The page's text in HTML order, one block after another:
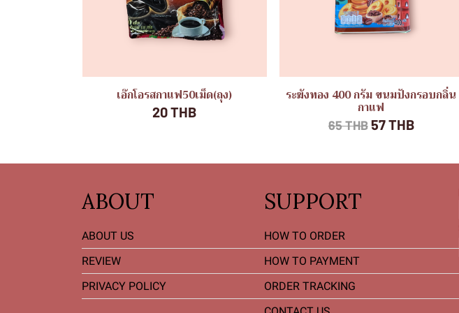
เอ๊กโอรสกาแฟ50เม็ด(ถุง)
20 THB
ระฆังทอง 400 กรัม ขนมปังกรอบกลิ่น
กาแฟ
65 THB57 THB
ABOUT
ABOUT US
REVIEW
PRIVACY POLICY
SUPPORT
HOW TO ORDER
HOW TO PAYMENT
ORDER TRACKING